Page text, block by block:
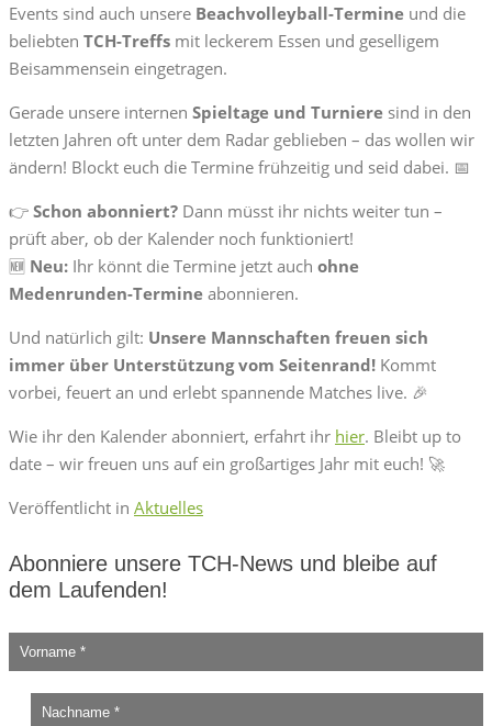
Events sind auch unsere Beachvolleyball-Termine und die
beliebten TCH-Treffs mit leckerem Essen und geselligem
Beisammensein eingetragen.
Gerade unsere internen Spieltage und Turniere sind in den
letzten Jahren oft unter dem Radar geblieben – das wollen wir
ändern! Blockt euch die Termine frühzeitig und seid dabei. 📅
👉 Schon abonniert? Dann müsst ihr nichts weiter tun –
prüft aber, ob der Kalender noch funktioniert!
🆕 Neu: Ihr könnt die Termine jetzt auch ohne
Medenrunden-Termine abonnieren.
Und natürlich gilt: Unsere Mannschaften freuen sich
immer über Unterstützung vom Seitenrand! Kommt
vorbei, feuert an und erlebt spannende Matches live. 🎉
Wie ihr den Kalender abonniert, erfahrt ihr hier. Bleibt up to
date – wir freuen uns auf ein großartiges Jahr mit euch! 🚀
Veröffentlicht in Aktuelles
Abonniere unsere TCH-News und bleibe auf
dem Laufenden!